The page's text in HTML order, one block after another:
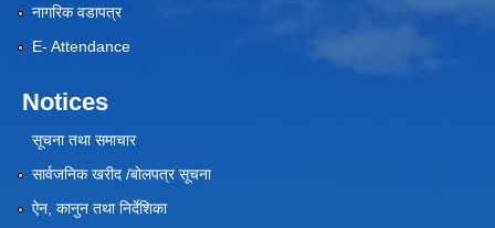
नागरिक वडापत्र
E- Attendance
Notices
सूचना तथा समाचार
सार्वजनिक खरीद /बोलपत्र सूचना
ऐन, कानुन तथा निर्देशिका